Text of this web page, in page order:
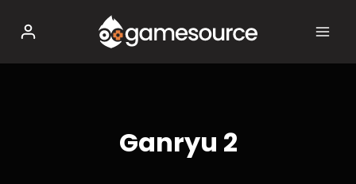
contenuto
Ganryu 2